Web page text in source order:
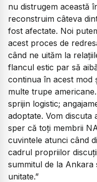
nu distrugem această
reconstruim câteva
fost afectate. Noi
acest proces de
când ne uităm la
flancul estic par să
continua în acest mod
multe trupe
sprijin logistic;
adoptate. Vom
sper că toți membrii
cuvintele atunci când
cadrul propriilor
summitul de la Ankara
unitate.”